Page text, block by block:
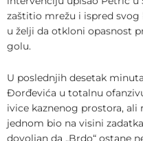
zaštitio mrežu i ispred svog
u želji da otkloni opasnost
golu.
U poslednjih desetak
Đorđevića u totalnu
ivice kaznenog prostora, ali
jednom bio na visini
dovoljan da „Brdo“ ostane